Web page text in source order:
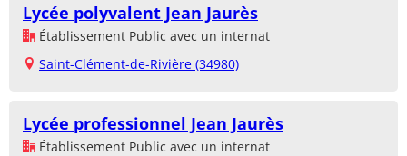
Lycée polyvalent Jean Jaurès
Établissement Public avec un internat
Saint-Clément-de-Rivière (34980)
Lycée professionnel Jean Jaurès
Établissement Public avec un internat